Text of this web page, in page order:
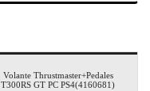
Volante Thrustmaster+Pedales
T300RS GT PC PS4(4160681)